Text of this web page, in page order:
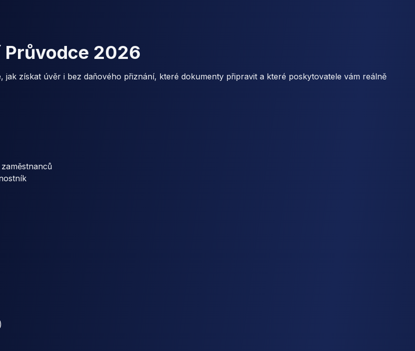
Průvodce 2026
získat úvěr i bez daňového přiznání, které dokumenty připravit a které poskytovatele vám reálně